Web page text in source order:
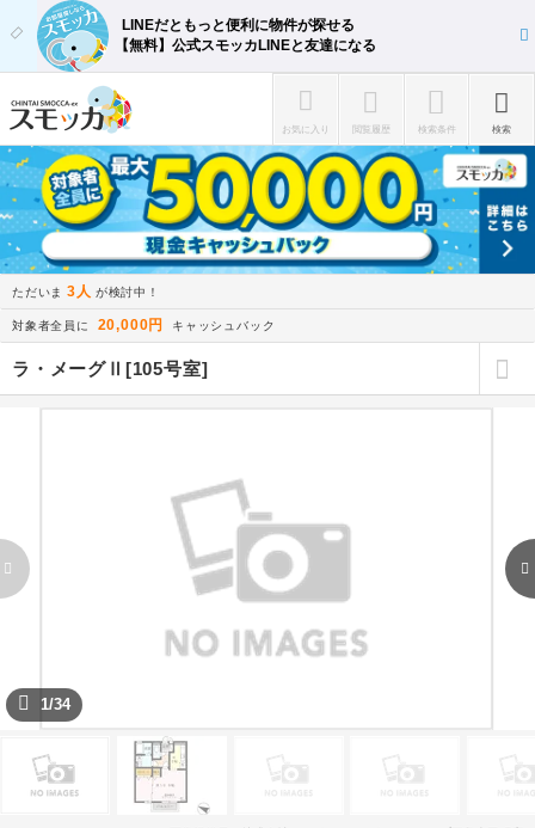
LINEだともっと便利に物件が探せる
【無料】公式スモッカLINEと友達になる
お気に入り 閲覧履歴 検索条件 検索
ただいま 3人 が検討中！
対象者全員に 20,000円 キャッシュバック
ラ・メーグⅡ[105号室]
1/34